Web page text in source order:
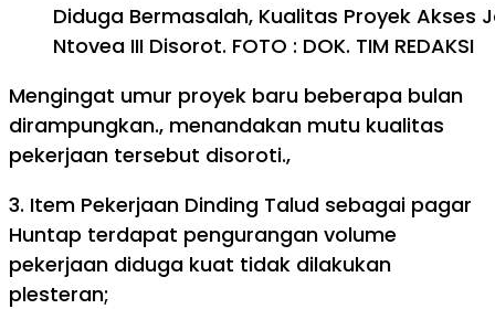
Diduga Bermasalah, Kualitas Proyek Akses
Ntovea III Disorot. FOTO : DOK. TIM REDAKSI
Mengingat umur proyek baru beberapa bulan
dirampungkan., menandakan mutu kualitas
pekerjaan tersebut disoroti.,
3. Item Pekerjaan Dinding Talud sebagai pagar
Huntap terdapat pengurangan volume
pekerjaan diduga kuat tidak dilakukan
plesteran;